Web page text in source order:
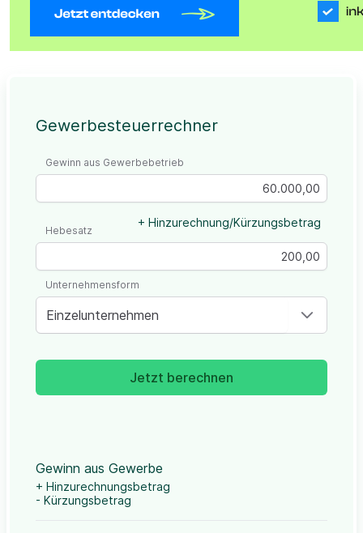
Gewerbesteuerrechner
Gewinn aus Gewerbebetrieb
+ Hinzurechnung/Kürzungsbetrag
Hebesatz
Einzelunternehmen
Unternehmensform
Jetzt berechnen
Gewinn aus Gewerbe
+ Hinzurechnungsbetrag
- Kürzungsbetrag